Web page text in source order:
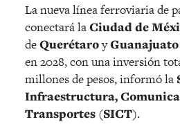
La nueva línea ferroviaria de
conectará laCiudad de
deQuerétaroyGuanajuato
en 2028, con una inversión
millones de pesos, informó la
Infraestructura,
Transportes (SICT).